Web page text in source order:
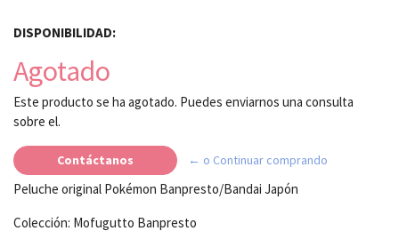
DISPONIBILIDAD:
Agotado
Este producto se ha agotado. Puedes enviarnos una consulta
sobre el.
Contáctanos ← o Continuar comprando
Peluche original Pokémon Banpresto/Bandai Japón
Colección: Mofugutto Banpresto